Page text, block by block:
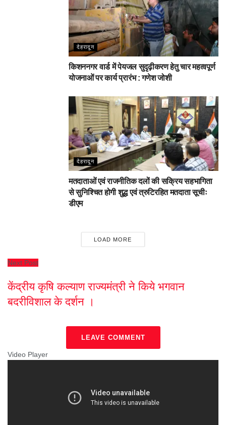
देहरादून
किशननगर वार्ड में पेयजल सुदृढ़ीकरण हेतु चार महत्वपूर्ण
योजनाओं पर कार्य प्रारंभ : गणेश जोशी
देहरादून
मतदाताओं एवं राजनीतिक दलों की सक्रिय सहभागिता
से सुनिश्चित होगी शुद्ध एवं त्रुटिरहित मतदाता सूचीः
डीएम
LOAD MORE
Next Post
केंद्रीय कृषि कल्याण राज्यमंत्री ने किये भगवान
बदरीविशाल के दर्शन ।
LEAVE COMMENT
Video Player